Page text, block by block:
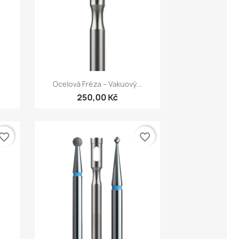
Rychlý náhled
Ocelová Fréza – Vakuový...
250,00 Kč
favorite_border